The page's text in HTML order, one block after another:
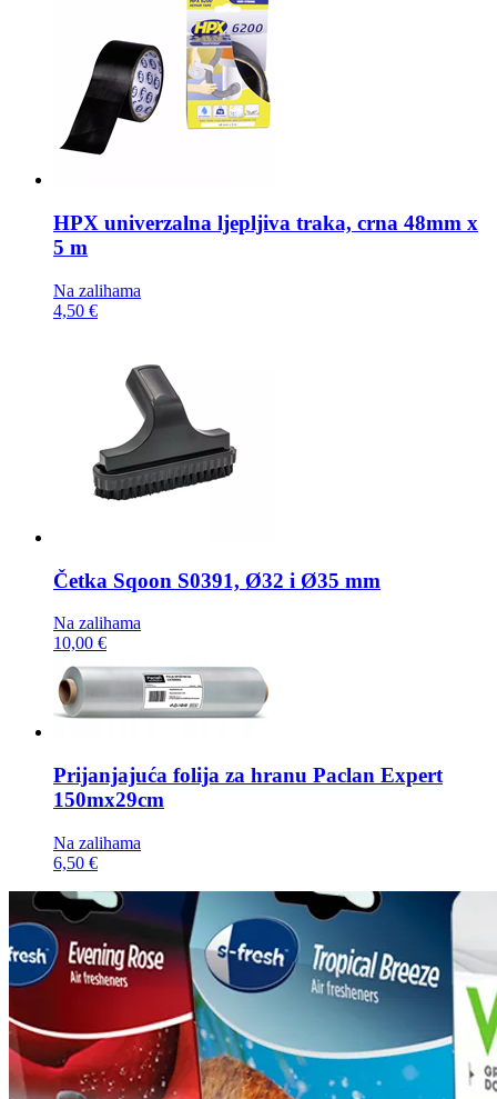
HPX univerzalna ljepljiva traka, crna 48mm x
5 m
Na zalihama
4,50 €
Četka Sqoon S0391, Ø32 i Ø35 mm
Na zalihama
10,00 €
Prijanjajuća folija za hranu Paclan Expert
150mx29cm
Na zalihama
6,50 €